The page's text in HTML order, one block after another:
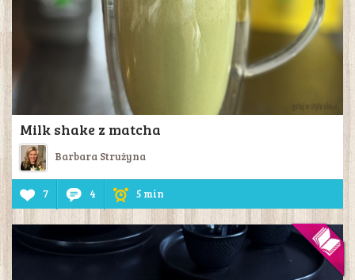
Milk shake z matcha
Barbara Strużyna
7 4 5 min